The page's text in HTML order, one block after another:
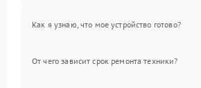
Как я узнаю, что мое устройство готово?
От чего зависит срок ремонта техники?